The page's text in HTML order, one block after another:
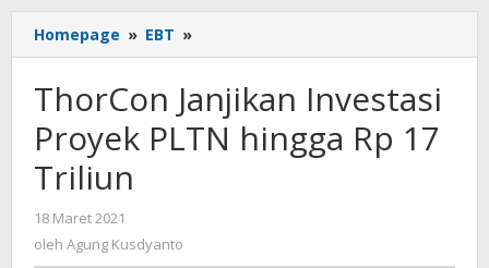
Homepage » EBT »
Janjikan
Proyek
PLTN
hingga
ThorCon Janjikan Investasi
Proyek PLTN hingga Rp 17
Triliun
18 Maret 2021
Agung
Kusdyanto
oleh Agung Kusdyanto